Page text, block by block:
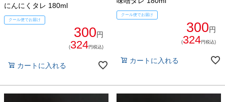
にんにくタレ 180ml
クール便でお届け
300円
(324円税込)
カートに入れる
クール便でお届け
300円
(324円税込)
カートに入れる